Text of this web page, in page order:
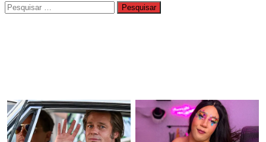
Pesquisar
por: